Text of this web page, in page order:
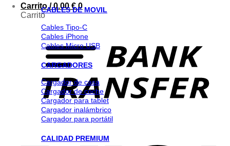
Carrito /0.00€ 0
Carrito
CABLES DE MOVIL
Cables Tipo-C
Cables iPhone
Cables Micro USB
CARGADORES
Cargador de casa
Cargador de coche
Cargador para tablet
Cargador inalámbrico
Cargador para portátil
CALIDAD PREMIUM